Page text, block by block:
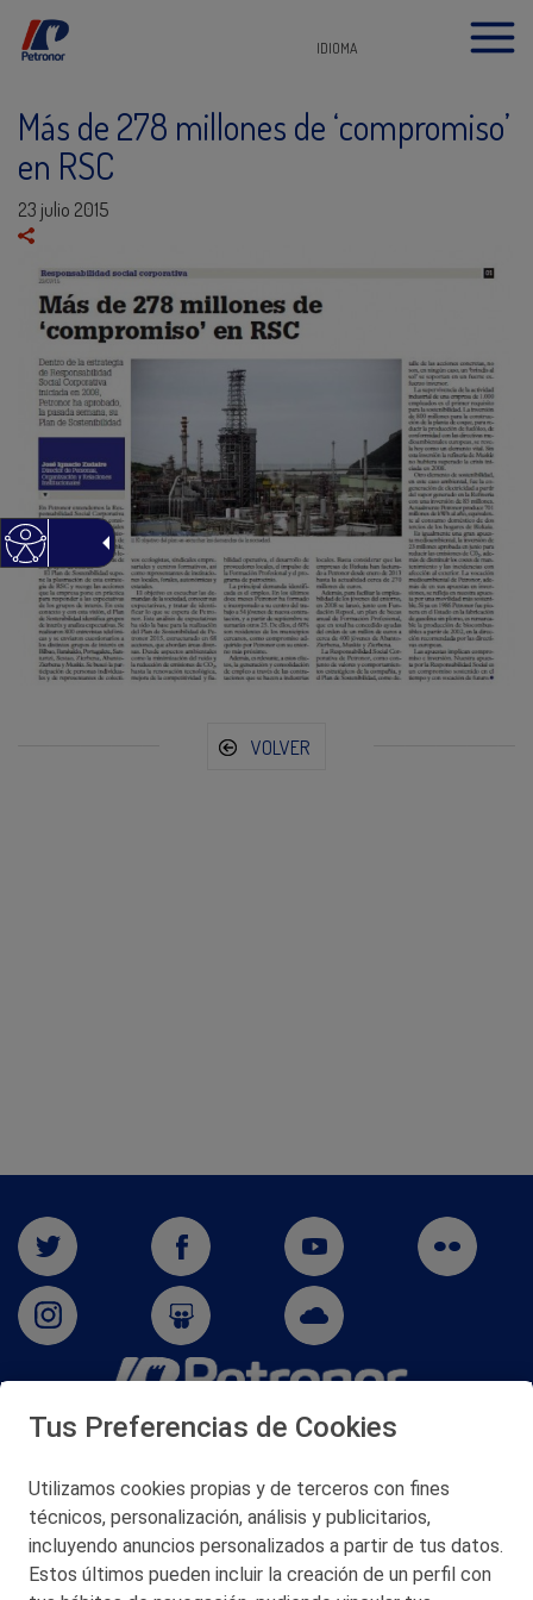
IDIOMA
Más de 278 millones de ‘compromiso’
en RSC
23 julio 2015
VOLVER
San Martín 5-Edificio Muñatones,
© 2026 Petronor S.A.
Tus Preferencias de Cookies
Utilizamos cookies propias y de terceros con fines
técnicos, personalización, análisis y publicitarios,
incluyendo anuncios personalizados a partir de tus datos.
Estos últimos pueden incluir la creación de un perfil con